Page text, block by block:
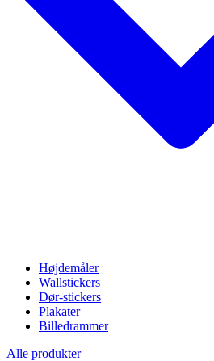
Højdemåler
Wallstickers
Dør-stickers
Plakater
Billedrammer
Alle produkter